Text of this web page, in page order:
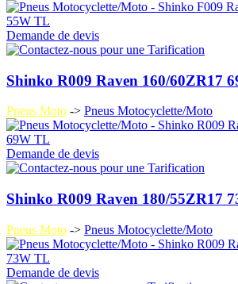
Demande de devis
Shinko R009 Raven 160/60ZR17
Pneus Moto -> Pneus Motocyclette/Moto
Demande de devis
Shinko R009 Raven 180/55ZR17
Pneus Moto -> Pneus Motocyclette/Moto
Demande de devis